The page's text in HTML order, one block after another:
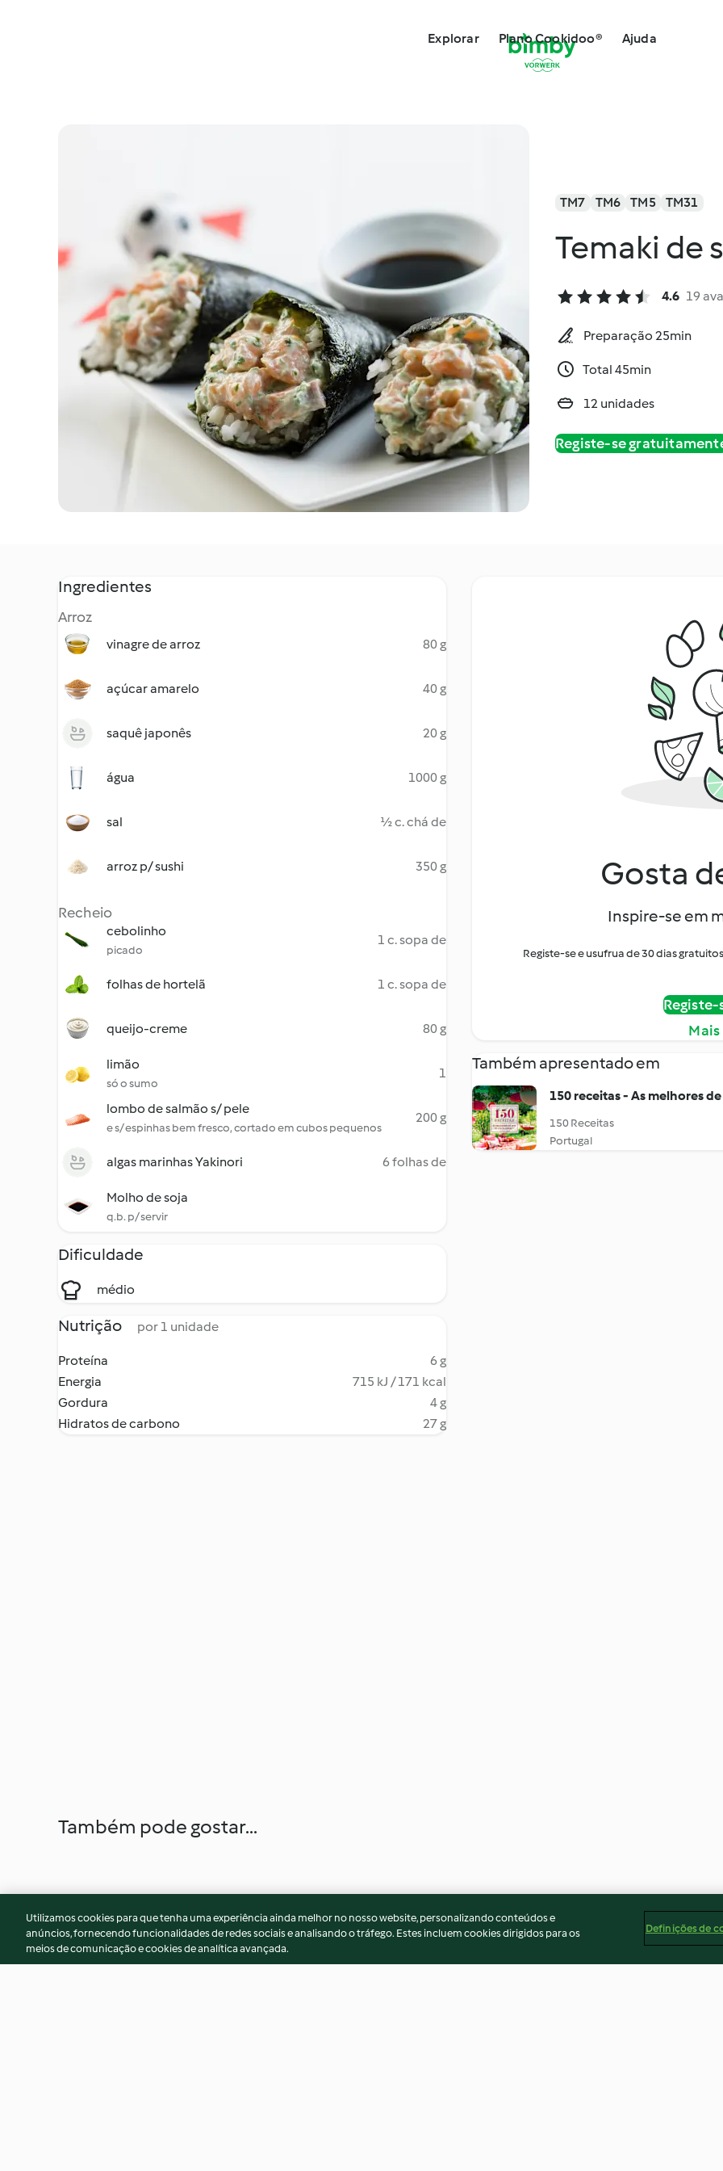
Explorar Plano Cookidoo® Ajuda
TM7 TM6 TM5 TM31
Temaki de
4.6 19
Preparação 25min
Total 45min
12 unidades
Registe-se
Ingredientes
Arroz
vinagre de arroz 80 g
açúcar amarelo 40 g
saquê japonês 20 g
água 1000 g
sal ½ c. chá de
arroz p/ sushi 350 g
Recheio
cebolinho
picado
1 c. sopa de
folhas de hortelã 1 c. sopa de
queijo-creme 80 g
limão
só o sumo
1
lombo de salmão s/ pele
e s/ espinhas bem fresco, cortado em cubos pequenos
200 g
algas marinhas Yakinori 6 folhas de
Molho de soja
q.b. p/ servir
Dificuldade
médio
Nutrição por 1 unidade
Proteína
6 g
Energia
715 kJ / 171 kcal
Gordura
4 g
Hidratos de carbono
27 g
Gosta
Inspire-se em
Registe-se e usufrua de 30 dias
Também apresentado em
150 receitas - As melhores
150 Receitas
Portugal
Também pode gostar...
Utilizamos cookies para que tenha uma experiência ainda melhor no nosso website, personalizando conteúdos e
anúncios, fornecendo funcionalidades de redes sociais e analisando o tráfego. Estes incluem cookies dirigidos para os
meios de comunicação e cookies de analítica avançada.
Definições de